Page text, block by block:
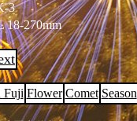
3
18-270mm
Fuji Flower Comet Season